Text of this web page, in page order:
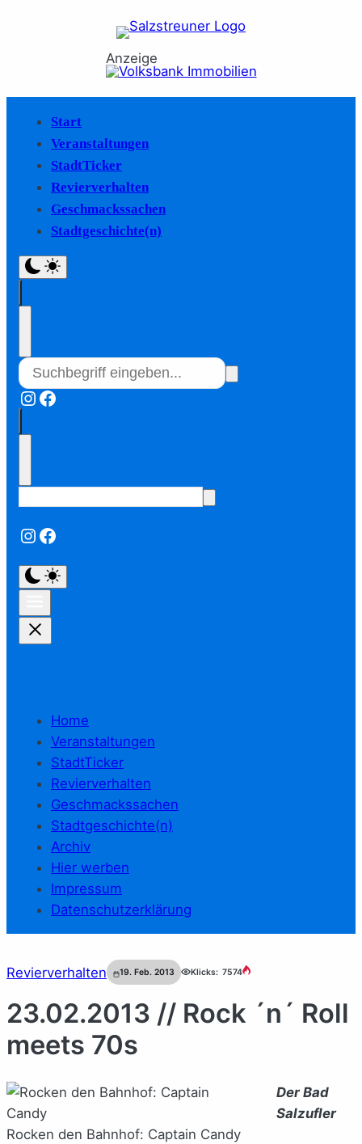
Anzeige
Start
Veranstaltungen
StadtTicker
Revierverhalten
Geschmackssachen
Stadtgeschichte(n)
Instagram
Facebook
Instagram
Facebook
Home
Veranstaltungen
StadtTicker
Revierverhalten
Geschmackssachen
Stadtgeschichte(n)
Archiv
Hier werben
Impressum
Datenschutzerklärung
Revierverhalten 19. Feb. 2013 Klicks: 7574
23.02.2013 // Rock ´n´ Roll
meets 70s
Rocken den Bahnhof: Captain Candy
Der Bad
Salzufler